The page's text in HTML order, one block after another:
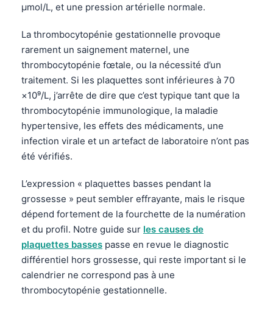
µmol/L, et une pression artérielle normale.
La thrombocytopénie gestationnelle provoque
rarement un saignement maternel, une
thrombocytopénie fœtale, ou la nécessité d’un
traitement. Si les plaquettes sont inférieures à 70
×10⁹/L, j’arrête de dire que c’est typique tant que la
thrombocytopénie immunologique, la maladie
hypertensive, les effets des médicaments, une
infection virale et un artefact de laboratoire n’ont pas
été vérifiés.
L’expression « plaquettes basses pendant la
grossesse » peut sembler effrayante, mais le risque
dépend fortement de la fourchette de la numération
et du profil. Notre guide sur les causes de
plaquettes basses passe en revue le diagnostic
différentiel hors grossesse, qui reste important si le
calendrier ne correspond pas à une
thrombocytopénie gestationnelle.